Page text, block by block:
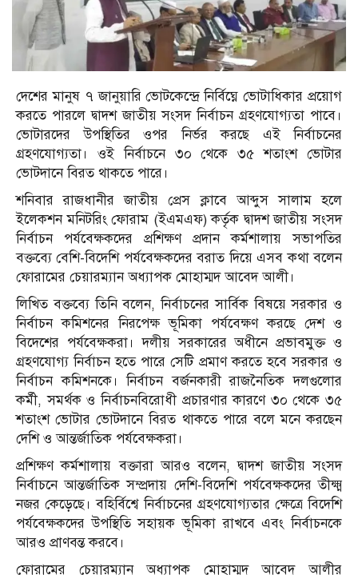
দেশের মানুষ ৭ জানুয়ারি ভোটকেন্দ্রে নির্বিঘ্নে ভোটাধিকার প্রয়োগ
করতে পারলে দ্বাদশ জাতীয় সংসদ নির্বাচন গ্রহণযোগ্যতা পাবে।
ভোটারদের উপস্থিতির ওপর নির্ভর করছে এই নির্বাচনের
গ্রহণযোগ্যতা। ওই নির্বাচনে ৩০ থেকে ৩৫ শতাংশ ভোটার
ভোটদানে বিরত থাকতে পারে।
শনিবার রাজধানীর জাতীয় প্রেস ক্লাবে আব্দুস সালাম হলে
ইলেকশন মনিটরিং ফোরাম (ইএমএফ) কর্তৃক দ্বাদশ জাতীয় সংসদ
নির্বাচন পর্যবেক্ষকদের প্রশিক্ষণ প্রদান কর্মশালায় সভাপতির
বক্তব্যে বেশি-বিদেশি পর্যবেক্ষকদের বরাত দিয়ে এসব কথা বলেন
ফোরামের চেয়ারম্যান অধ্যাপক মোহাম্মদ আবেদ আলী।
লিখিত বক্তব্যে তিনি বলেন, নির্বাচনের সার্বিক বিষয়ে সরকার ও
নির্বাচন কমিশনের নিরপেক্ষ ভূমিকা পর্যবেক্ষণ করছে দেশ ও
বিদেশের পর্যবেক্ষকরা। দলীয় সরকারের অধীনে প্রভাবমুক্ত ও
গ্রহণযোগ্য নির্বাচন হতে পারে সেটি প্রমাণ করতে হবে সরকার ও
নির্বাচন কমিশনকে। নির্বাচন বর্জনকারী রাজনৈতিক দলগুলোর
কর্মী, সমর্থক ও নির্বাচনবিরোধী প্রচারণার কারণে ৩০ থেকে ৩৫
শতাংশ ভোটার ভোটদানে বিরত থাকতে পারে বলে মনে করছেন
দেশি ও আন্তর্জাতিক পর্যবেক্ষকরা।
প্রশিক্ষণ কর্মশালায় বক্তারা আরও বলেন, দ্বাদশ জাতীয় সংসদ
নির্বাচনে আন্তর্জাতিক সম্প্রদায় দেশি-বিদেশি পর্যবেক্ষকদের তীক্ষ্ম
নজর কেড়েছে। বহির্বিশ্বে নির্বাচনের গ্রহণযোগ্যতার ক্ষেত্রে বিদেশি
পর্যবেক্ষকদের উপস্থিতি সহায়ক ভূমিকা রাখবে এবং নির্বাচনকে
আরও প্রাণবন্ত করবে।
ফোরামের চেয়ারম্যান অধ্যাপক মোহাম্মদ আবেদ আলীর